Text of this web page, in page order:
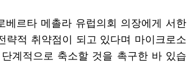
르타 메촐라 유럽의회 의장에게 서한
적 취약점이 되고 있다며 마이크로소
계적으로 축소할 것을 촉구한 바 있습